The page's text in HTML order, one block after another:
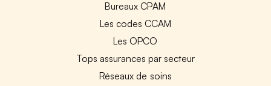
Bureaux CPAM
Les codes CCAM
Les OPCO
Tops assurances par secteur
Réseaux de soins